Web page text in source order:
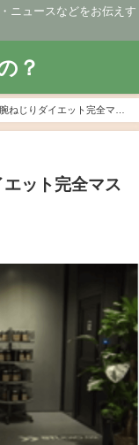
ニュースなどをお伝えす
？
ねじりダイエット完全マス
ット完全マス